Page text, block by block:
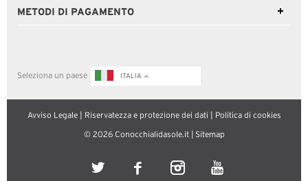
METODI DI PAGAMENTO
Seleziona un paese ITALIA
Avviso Legale| Riservatezza e protezione dei dati Politica di cookies
© 2026 Conocchialidasole.it | Sitemap